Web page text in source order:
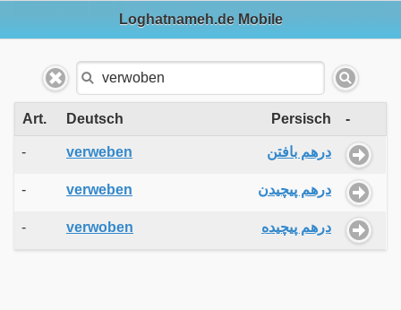
Loghatnameh.de Mobile
Art. Deutsch Persisch -
- verweben درهم بافتن
- verweben درهم پیچیدن
- verwoben درهم پیچیده